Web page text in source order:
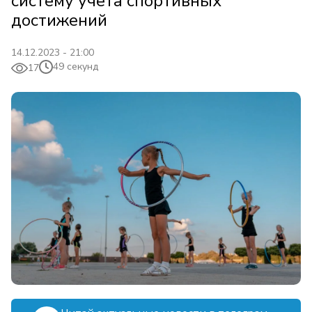
достижений
14.12.2023 - 21:00
17
49 секунд